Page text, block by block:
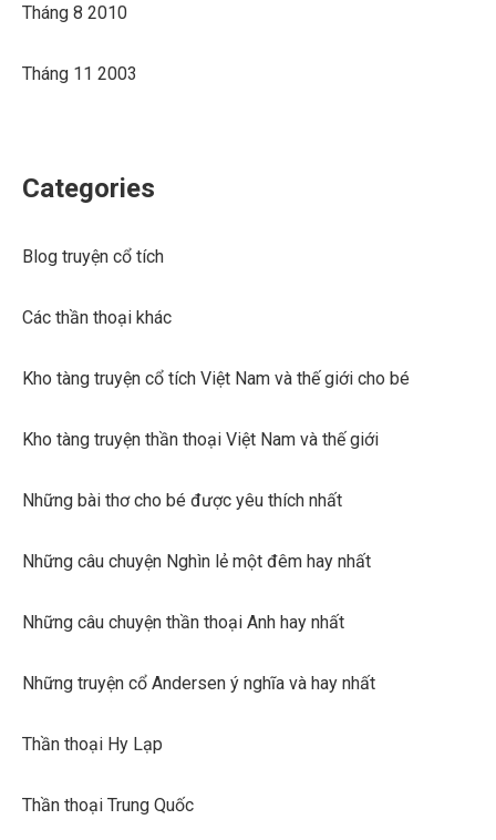
Tháng 8 2010
Tháng 11 2003
Categories
Blog truyện cổ tích
Các thần thoại khác
Kho tàng truyện cổ tích Việt Nam và thế giới cho bé
Kho tàng truyện thần thoại Việt Nam và thế giới
Những bài thơ cho bé được yêu thích nhất
Những câu chuyện Nghìn lẻ một đêm hay nhất
Những câu chuyện thần thoại Anh hay nhất
Những truyện cổ Andersen ý nghĩa và hay nhất
Thần thoại Hy Lạp
Thần thoại Trung Quốc